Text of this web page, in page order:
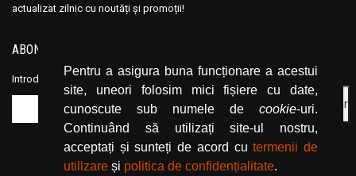
Pentru a asigura buna funcționare a acestui
site, uneori folosim mici fișiere cu date,
cunoscute sub numele de cookie-uri.
Continuând să utilizați site-ul nostru,
acceptați și sunteți de acord cutermenii de
utilizare și politica de confidențialitate.
Andre Castelot
Andre Leroi-Gourhan
Andre Malraux
Andre Maurois
Andre Miquel
Andre Theuriet
Andre Castelot
Andre Leroi-Gourhan
Andre Malraux
Andre Maurois
Andre Miquel
Andre Theuriet
actualizat zilnic cu noutăți și promoții!
ABONEAZĂ-TE LA NEWSLETTER
Introduceți adresa dvs. de email și dați click pe butonul de abonare.